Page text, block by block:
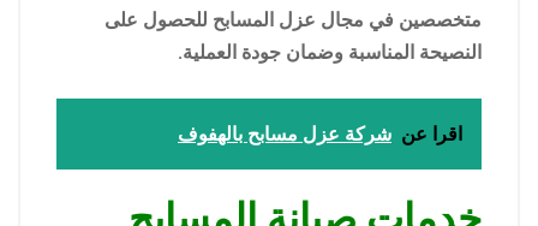
متخصصين في مجال عزل المسابح للحصول على
النصيحة المناسبة وضمان جودة العملية.
اقرا عن شركة عزل مسابح بالهفوف